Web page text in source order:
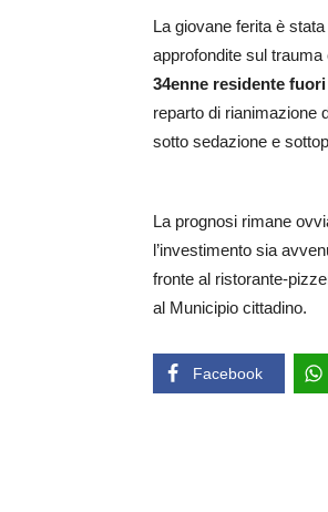
La giovane ferita è
approfondite sul trauma
34enne residente
reparto di rianimazione
sotto sedazione e
La prognosi rimane
l’investimento sia
fronte al ristorante-
al Municipio cittadino.
Facebook